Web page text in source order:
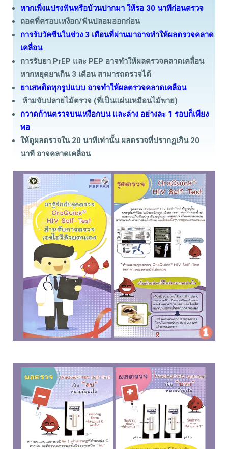
หากเพิ่งแปรงฟันหรือบ้วนปากมา ให้รอ 30 นาทีก่อนตรวจ
ถอดที่ครอบเหงือก/ฟันปลอมออกก่อน
การรับวัคซีนในช่วง 3 เดือนที่ผ่านมาอาจทำให้ผลตรวจคลาด
เคลื่อน
การรับยา PrEP และ PEP อาจทำให้ผลตรวจคลาดเคลื่อน
หากหยุดยาเกิน 3 เดือน สามารถตรวจได้
ยาเสพติดทุกรูปแบบ อาจทำให้ผลตรวจคลาดเคลือน
ห้ามจับปลายไม้ตรวจ (ที่เป็นแผ่นเหมือนไม้พาย)
กวาดก้านตรวจบนเหงือกบน และล่าง อย่างละ 1 รอบก็เพียง
พอ
ให้ดูผลตรวจใน 20 นาทีเท่านั้น ผลตรวจที่ปรากฏเกิน 20
นาที อาจคลาดเคลื่อน